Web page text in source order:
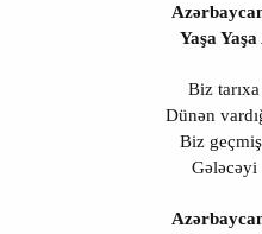
Yaşa
Biz tarıxa
Dünən
Biz
Gələcəyi